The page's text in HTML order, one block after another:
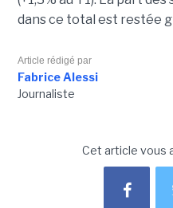
dans ce total est restée
Article rédigé par
Fabrice Alessi
Journaliste
Cet article vous